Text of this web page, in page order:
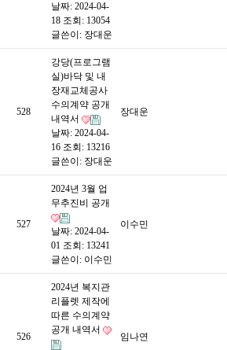
날짜: 2024-04-
18 조회: 13054
글쓴이: 장대운
528
강당(프로그램
실)바닥 및 내
장재교체공사
수의계약 공개
내역서
날짜: 2024-04-
16 조회: 13216
글쓴이: 장대운
장대운
527
2024년 3월 업
무추진비 공개
날짜: 2024-04-
01 조회: 13241
글쓴이: 이수민
이수민
526
2024년 복지관
리플렛 제작에
따른 수의계약
공개 내역서
임나연